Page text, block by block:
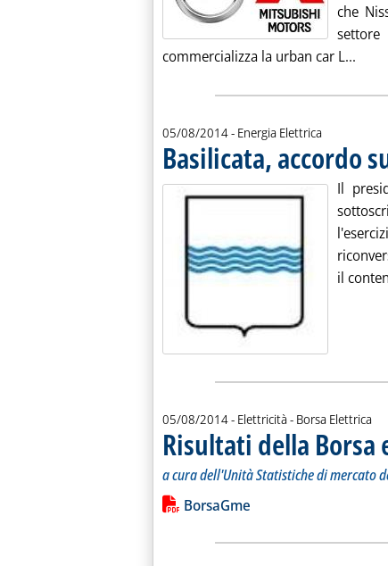
che
settore
commercializza la urban car L...
05/08/2014- Energia Elettrica
Basilicata, accordo
Il
il
05/08/2014- Elettricità - Borsa Elettrica
Risultati della Borsa
a cura dell'Unità Statistiche di mercato
Leggi tutta la notizia: 'Risultati
Lista allegati PDF alla
BorsaGme